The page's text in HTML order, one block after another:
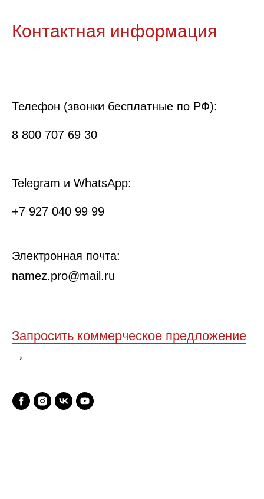
Контактная информация
Телефон (звонки бесплатные по РФ):
8 800 707 69 30
Telegram и WhatsApp:
+7 927 040 99 99
Электронная почта:
namez.pro@mail.ru
Запросить коммерческое предложение
→